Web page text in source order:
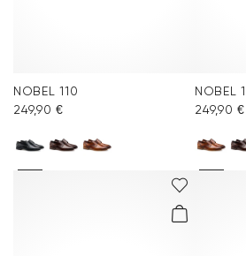
NOBEL 110
249,90 €
NOBEL
249,90 €